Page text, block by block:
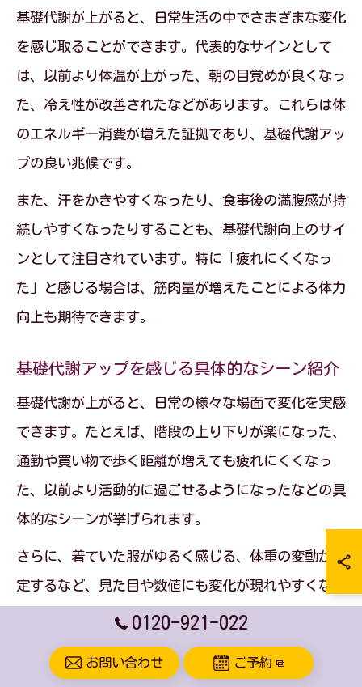
基礎代謝が上がると、日常生活の中でさまざまな変化
を感じ取ることができます。代表的なサインとして
は、以前より体温が上がった、朝の目覚めが良くなっ
た、冷え性が改善されたなどがあります。これらは体
のエネルギー消費が増えた証拠であり、基礎代謝アッ
プの良い兆候です。
また、汗をかきやすくなったり、食事後の満腹感が持
続しやすくなったりすることも、基礎代謝向上のサイ
ンとして注目されています。特に「疲れにくくなっ
た」と感じる場合は、筋肉量が増えたことによる体力
向上も期待できます。
基礎代謝アップを感じる具体的なシーン紹介
基礎代謝が上がると、日常の様々な場面で変化を実感
できます。たとえば、階段の上り下りが楽になった、
通勤や買い物で歩く距離が増えても疲れにくくなっ
た、以前より活動的に過ごせるようになったなどの具
体的なシーンが挙げられます。
さらに、着ていた服がゆるく感じる、体重の変動が安
定するなど、見た目や数値にも変化が現れやすくなり
ます。これらの小さな成功体験を積み重ねることで、
モチベーションを維持しやすくなるのも基礎代謝アッ
プの大きなメリットです。
0120-921-022
お問い合わせ ご予約